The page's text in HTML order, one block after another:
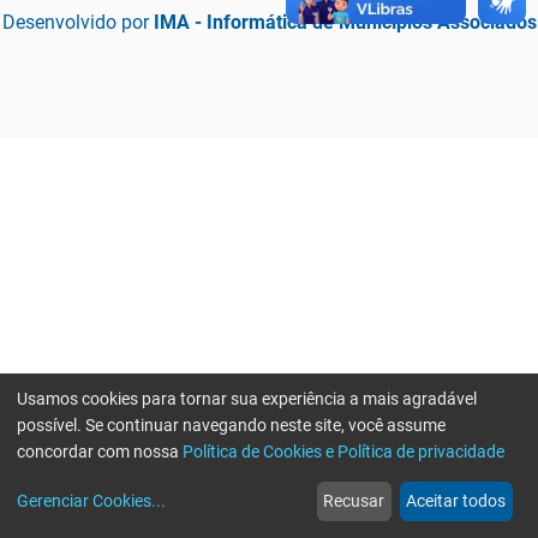
Desenvolvido por IMA - Informática de Municípios Associados
web
Notícias
more_horiz
Mais
Usamos cookies para tornar sua experiência a mais agradável
possível. Se continuar navegando neste site, você assume
concordar com nossa Política de Cookies e Política de privacidade
Gerenciar Cookies... Recusar Aceitar todos
Erro ao enviar informações, por favor tente novamente